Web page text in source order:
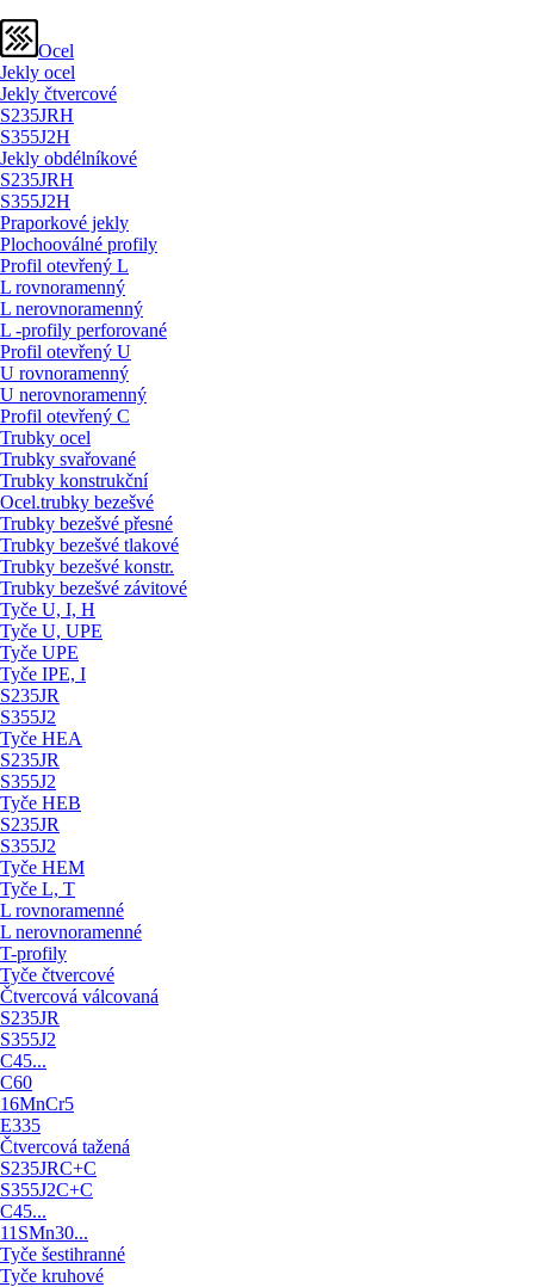
Ocel
Jekly ocel
Jekly čtvercové
S235JRH
S355J2H
Jekly obdélníkové
S235JRH
S355J2H
Praporkové jekly
Plochooválné profily
Profil otevřený L
L rovnoramenný
L nerovnoramenný
L -profily perforované
Profil otevřený U
U rovnoramenný
U nerovnoramenný
Profil otevřený C
Trubky ocel
Trubky svařované
Trubky konstrukční
Ocel.trubky bezešvé
Trubky bezešvé přesné
Trubky bezešvé tlakové
Trubky bezešvé konstr.
Trubky bezešvé závitové
Tyče U, I, H
Tyče U, UPE
Tyče UPE
Tyče IPE, I
S235JR
S355J2
Tyče HEA
S235JR
S355J2
Tyče HEB
S235JR
S355J2
Tyče HEM
Tyče L, T
L rovnoramenné
L nerovnoramenné
T-profily
Tyče čtvercové
Čtvercová válcovaná
S235JR
S355J2
C45...
C60
16MnCr5
E335
Čtvercová tažená
S235JRC+C
S355J2C+C
C45...
11SMn30...
Tyče šestihranné
Tyče kruhové